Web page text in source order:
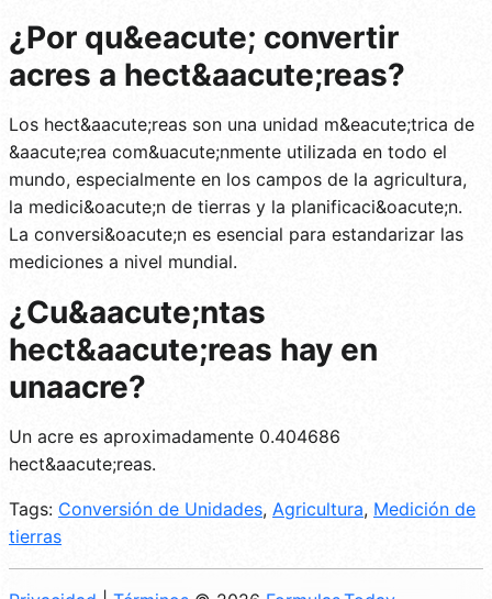
¿Por qu&eacute; convertir
acres a hect&aacute;reas?
Los hect&aacute;reas son una unidad m&eacute;trica de
&aacute;rea com&uacute;nmente utilizada en todo el
mundo, especialmente en los campos de la agricultura,
la medici&oacute;n de tierras y la planificaci&oacute;n.
La conversi&oacute;n es esencial para estandarizar las
mediciones a nivel mundial.
¿Cu&aacute;ntas
hect&aacute;reas hay en
unaacre?
Un acre es aproximadamente 0.404686
hect&aacute;reas.
Tags: Conversión de Unidades, Agricultura, Medición de
tierras